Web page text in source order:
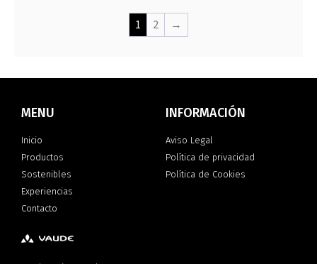
1 2 →
MENU
Inicio
Productos
Sostenibles
Experiencias
Contacto
INFORMACIÓN
Aviso Legal
Política de privacidad
Política de Cookies